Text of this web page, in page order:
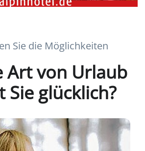
Sie die Möglichkeiten
Art von Urlaub
Sie glücklich?